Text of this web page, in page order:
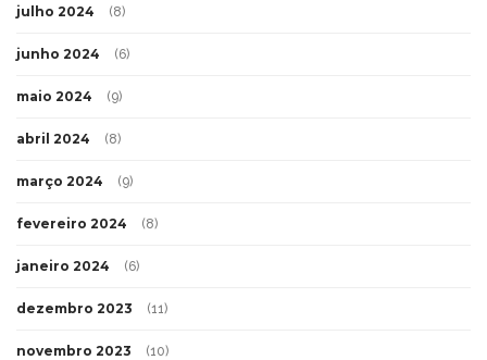
julho 2024 (8)
junho 2024 (6)
maio 2024 (9)
abril 2024 (8)
março 2024 (9)
fevereiro 2024 (8)
janeiro 2024 (6)
dezembro 2023 (11)
novembro 2023 (10)